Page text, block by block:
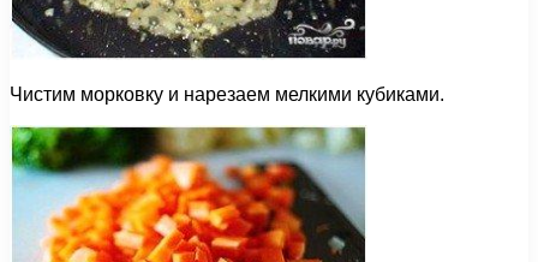
Чистим морковку и нарезаем мелкими кубиками.